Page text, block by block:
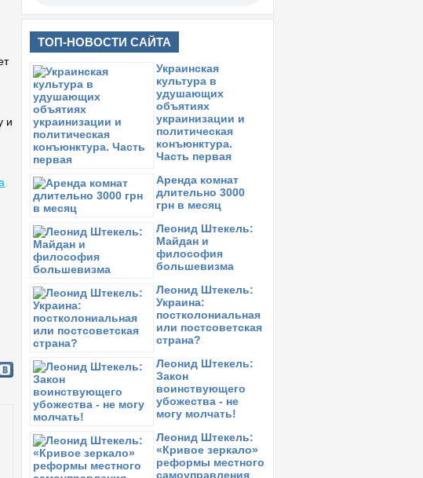
и
ТОП-НОВОСТИ САЙТА
Украинская
культура в
удушающих
объятиях
украинизации и
политическая
конъюнктура.
Часть первая
Аренда комнат
длительно 3000
грн в месяц
Леонид Штекель:
Майдан и
философия
большевизма
Леонид Штекель:
Украина:
постколониальная
или постсоветская
страна?
Леонид Штекель:
Закон
воинствующего
убожества - не
могу молчать!
Леонид Штекель:
«Кривое зеркало»
реформы местного
самоуправления